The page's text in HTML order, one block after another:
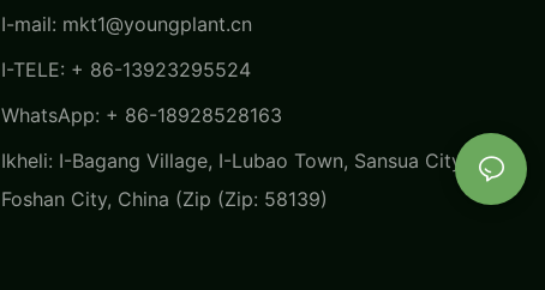
I-mail: mkt1@youngplant.cn
I-TELE: + 86-13923295524
WhatsApp: + 86-18928528163
Ikheli: I-Bagang Village, I-Lubao Town, Sansua City,
Foshan City, China (Zip (Zip: 58139)